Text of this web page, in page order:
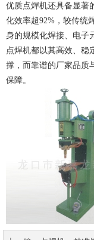
优质点焊机还具备显著
化效率超92%，较传统
身的规模化焊接、电子
点焊机都以其高效、稳
撑，而靠谱的厂家品质
保障。